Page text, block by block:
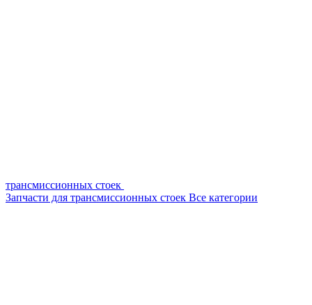
трансмиссионных стоек
Запчасти для трансмиссионных стоек Все категории